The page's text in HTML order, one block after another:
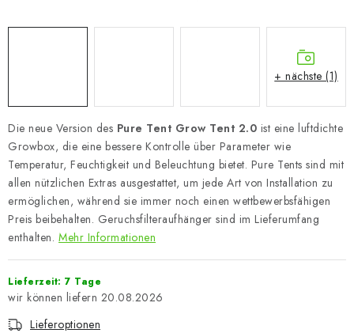
Die neue Version des Pure Tent Grow Tent 2.0 ist eine luftdichte
Growbox, die eine bessere Kontrolle über Parameter wie
Temperatur, Feuchtigkeit und Beleuchtung bietet. Pure Tents sind mit
allen nützlichen Extras ausgestattet, um jede Art von Installation zu
ermöglichen, während sie immer noch einen wettbewerbsfähigen
Preis beibehalten. Geruchsfilteraufhänger sind im Lieferumfang
enthalten. Mehr Informationen
Lieferzeit: 7 Tage
20.08.2026
Lieferoptionen
+ nächste (1)